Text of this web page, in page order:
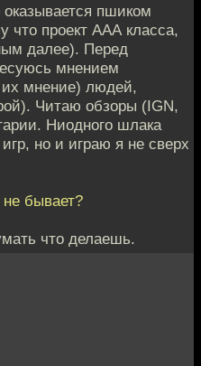
оказывается пшиком
что проект ААА класса,
далее). Перед
мнением
их мнение) людей,
Читаю обзоры (IGN,
Ниодного шлака
но и играю я не сверх
не бывает?
что делаешь.